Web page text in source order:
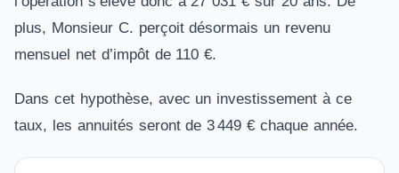
plus, Monsieur C. perçoit désormais un revenu
mensuel net d’impôt de 110 €.
Dans cet hypothèse, avec un investissement à ce
taux, les annuités seront de 3 449 € chaque année.